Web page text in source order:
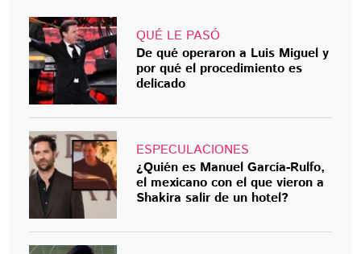
QUÉ LE PASÓ
De qué operaron a Luis Miguel y
por qué el procedimiento es
delicado
ESPECULACIONES
¿Quién es Manuel García-Rulfo,
el mexicano con el que vieron a
Shakira salir de un hotel?